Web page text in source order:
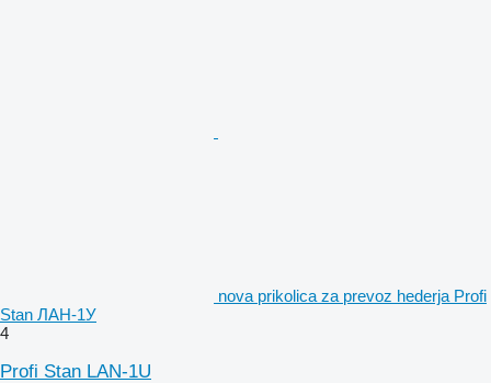
nova prikolica za prevoz hederja Profi
Stan ЛАН-1У
4
Profi Stan LAN-1U